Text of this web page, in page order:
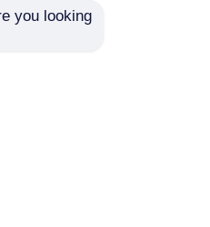
you looking